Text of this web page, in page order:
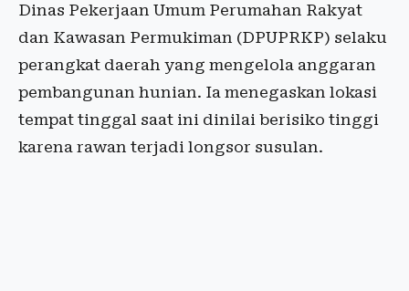
Dinas Pekerjaan Umum Perumahan Rakyat
dan Kawasan Permukiman (DPUPRKP) selaku
perangkat daerah yang mengelola anggaran
pembangunan hunian. Ia menegaskan lokasi
tempat tinggal saat ini dinilai berisiko tinggi
karena rawan terjadi longsor susulan.